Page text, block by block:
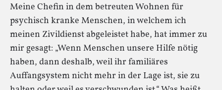
Meine Chefin in dem betreuten Wohnen für
psychisch kranke Menschen, in welchem ich
meinen Zivildienst abgeleistet habe, hat immer zu
mir gesagt: „Wenn Menschen unsere Hilfe nötig
haben, dann deshalb, weil ihr familiäres
Auffangsystem nicht mehr in der Lage ist, sie zu